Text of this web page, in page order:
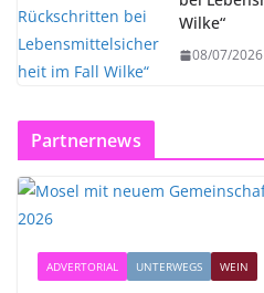
Wilke“
08/07/2026
Partnernews
ADVERTORIAL UNTERWEGS WEIN